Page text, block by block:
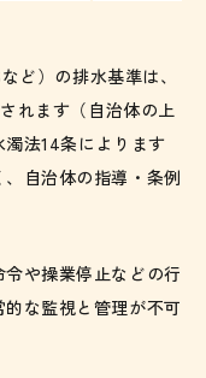
）の排水基準は、
れます（自治体の上
法14条によります
自治体の指導・条例
や操業停止などの行
な監視と管理が不可